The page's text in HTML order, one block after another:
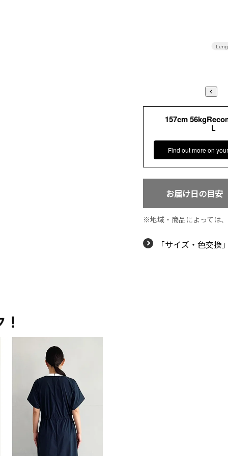
157cm
Ｌ
Find out more on
お届け日の目安
地域・商品によっては
「サイズ・色交